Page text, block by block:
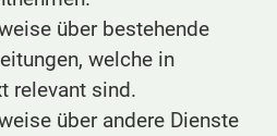
über bestehende
welche in
relevant sind.
über andere Dienste